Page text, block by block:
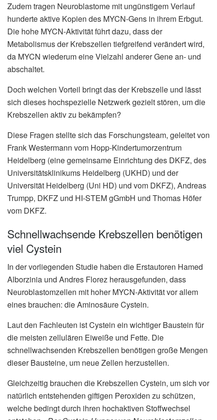
Zudem tragen Neuroblastome mit ungünstigem Verlauf
hunderte aktive Kopien des MYCN-Gens in ihrem Erbgut.
Die hohe MYCN-Aktivität führt dazu, dass der
Metabolismus der Krebszellen tiefgreifend verändert wird,
da MYCN wiederum eine Vielzahl anderer Gene an- und
abschaltet.
Doch welchen Vorteil bringt das der Krebszelle und lässt
sich dieses hochspezielle Netzwerk gezielt stören, um die
Krebszellen aktiv zu bekämpfen?
Diese Fragen stellte sich das Forschungsteam, geleitet von
Frank Westermann vom Hopp-Kindertumorzentrum
Heidelberg (eine gemeinsame Einrichtung des DKFZ, des
Universitätsklinikums Heidelberg (UKHD) und der
Universität Heidelberg (Uni HD) und vom DKFZ), Andreas
Trumpp, DKFZ und HI-STEM gGmbH und Thomas Höfer
vom DKFZ.
Schnellwachsende Krebszellen benötigen
viel Cystein
In der vorliegenden Studie haben die Erstautoren Hamed
Alborzinia und Andres Florez herausgefunden, dass
Neuroblastomzellen mit hoher MYCN-Aktivität vor allem
eines brauchen: die Aminosäure Cystein.
Laut den Fachleuten ist Cystein ein wichtiger Baustein für
die meisten zellulären Eiweiße und Fette. Die
schnellwachsenden Krebszellen benötigen große Mengen
dieser Bausteine, um neue Zellen herzustellen.
Gleichzeitig brauchen die Krebszellen Cystein, um sich vor
natürlich entstehenden giftigen Peroxiden zu schützen,
welche bedingt durch ihren hochaktiven Stoffwechsel